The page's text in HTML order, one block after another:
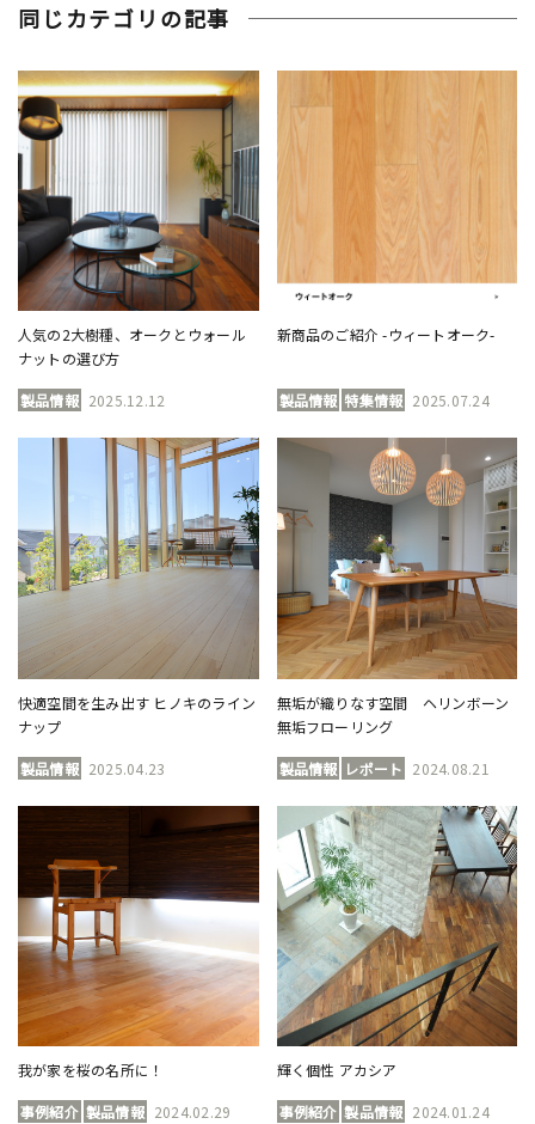
同じカテゴリの記事
人気の2大樹種、オークとウォール
ナットの選び方
製品情報 2025.12.12
新商品のご紹介 -ウィートオーク-
製品情報 特集情報 2025.07.24
快適空間を生み出す ヒノキのライン
ナップ
製品情報 2025.04.23
無垢が織りなす空間 ヘリンボーン
無垢フローリング
製品情報 レポート 2024.08.21
我が家を桜の名所に！
事例紹介 製品情報 2024.02.29
輝く個性 アカシア
事例紹介 製品情報 2024.01.24